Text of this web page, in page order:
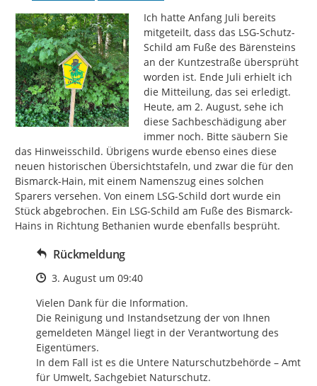
Ich hatte Anfang Juli bereits
mitgeteilt, dass das LSG-Schutz-
Schild am Fuße des Bärensteins
an der Kuntzestraße übersprüht
worden ist. Ende Juli erhielt ich
die Mitteilung, das sei erledigt.
Heute, am 2. August, sehe ich
diese Sachbeschädigung aber
immer noch. Bitte säubern Sie
das Hinweisschild. Übrigens wurde ebenso eines diese
neuen historischen Übersichtstafeln, und zwar die für den
Bismarck-Hain, mit einem Namenszug eines solchen
Sparers versehen. Von einem LSG-Schild dort wurde ein
Stück abgebrochen. Ein LSG-Schild am Fuße des Bismarck-
Hains in Richtung Bethanien wurde ebenfalls besprüht.
Rückmeldung
Zeitpunkt des Erstellens
3. August um 09:40
Vielen Dank für die Information.
Die Reinigung und Instandsetzung der von Ihnen
gemeldeten Mängel liegt in der Verantwortung des
Eigentümers.
In dem Fall ist es die Untere Naturschutzbehörde – Amt
für Umwelt, Sachgebiet Naturschutz.